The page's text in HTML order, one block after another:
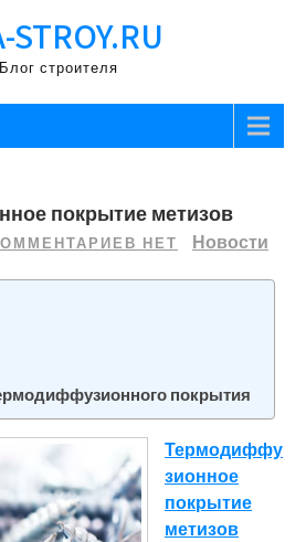
STROY.RU
Блог строителя
покрытие метизов
НЕТ Новости
покрытия
Термодиффу
зионное
покрытие
метизов